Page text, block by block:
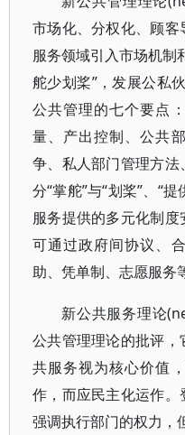
市场化、分权化、顾
服务领域引入市场机制
舵少划桨”，发展公私
公共管理的七个要点
量、产出控制、公共
争、私人部门管理方
分“掌舵”与“划桨”、“
服务提供的多元化制
可通过政府间协议、
助、凭单制、志愿服务
新公共服务理论
公共管理理论的批评
共服务视为核心价值
作，而应民主化运作
强调执行部门的权力，